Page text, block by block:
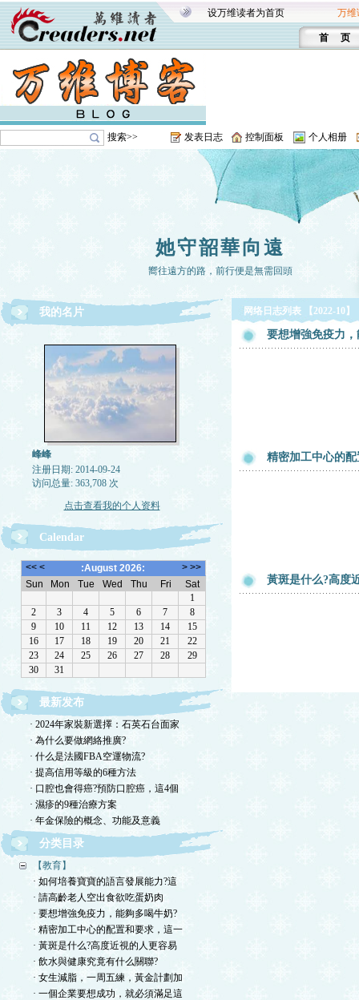
设万维读者为首页 万维
首 页
搜索>> 发表日志 控制面板 个人相册
她守韶華向遠
嚮往遠方的路，前行便是無需回頭
我的名片
峰峰
注册日期: 2014-09-24
访问总量: 363,708 次
点击查看我的个人资料
Calendar
最新发布
· 2024年家裝新選擇：石英石台面家
· 為什么要做網絡推廣?
· 什么是法國FBA空運物流?
· 提高信用等級的6種方法
· 口腔也會得癌?預防口腔癌，這4個
· 濕疹的9種治療方案
· 年金保險的概念、功能及意義
分类目录
【教育】
· 如何培養寶寶的語言發展能力?這
· 請高齡老人空出食欲吃蛋奶肉
· 要想增強免疫力，能夠多喝牛奶?
· 精密加工中心的配置和要求，這一
· 黃斑是什么?高度近視的人更容易
· 飲水與健康究竟有什么關聯?
· 女生減脂，一周五練，黃金計劃加
· 一個企業要想成功，就必須滿足這
网络日志列表 【2022-10】
要想增強免疫力
精密加工中心的
黃斑是什么?高度